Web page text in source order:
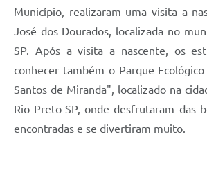
Município, realizaram uma visita a
José dos Dourados, localizada no
SP. Após a visita a nascente, os
conhecer também o Parque
Santos de Miranda", localizado na
Rio Preto-SP, onde desfrutaram das
encontradas e se divertiram muito.